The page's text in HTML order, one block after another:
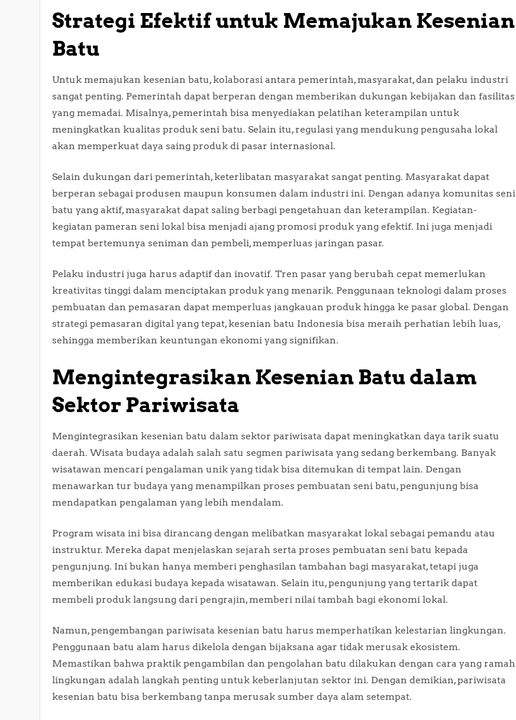
Strategi Efektif untuk Memajukan Kesenian
Batu
Untuk memajukan kesenian batu, kolaborasi antara pemerintah, masyarakat, dan pelaku industri
sangat penting. Pemerintah dapat berperan dengan memberikan dukungan kebijakan dan fasilitas
yang memadai. Misalnya, pemerintah bisa menyediakan pelatihan keterampilan untuk
meningkatkan kualitas produk seni batu. Selain itu, regulasi yang mendukung pengusaha lokal
akan memperkuat daya saing produk di pasar internasional.
Selain dukungan dari pemerintah, keterlibatan masyarakat sangat penting. Masyarakat dapat
berperan sebagai produsen maupun konsumen dalam industri ini. Dengan adanya komunitas seni
batu yang aktif, masyarakat dapat saling berbagi pengetahuan dan keterampilan. Kegiatan-
kegiatan pameran seni lokal bisa menjadi ajang promosi produk yang efektif. Ini juga menjadi
tempat bertemunya seniman dan pembeli, memperluas jaringan pasar.
Pelaku industri juga harus adaptif dan inovatif. Tren pasar yang berubah cepat memerlukan
kreativitas tinggi dalam menciptakan produk yang menarik. Penggunaan teknologi dalam proses
pembuatan dan pemasaran dapat memperluas jangkauan produk hingga ke pasar global. Dengan
strategi pemasaran digital yang tepat, kesenian batu Indonesia bisa meraih perhatian lebih luas,
sehingga memberikan keuntungan ekonomi yang signifikan.
Mengintegrasikan Kesenian Batu dalam
Sektor Pariwisata
Mengintegrasikan kesenian batu dalam sektor pariwisata dapat meningkatkan daya tarik suatu
daerah. Wisata budaya adalah salah satu segmen pariwisata yang sedang berkembang. Banyak
wisatawan mencari pengalaman unik yang tidak bisa ditemukan di tempat lain. Dengan
menawarkan tur budaya yang menampilkan proses pembuatan seni batu, pengunjung bisa
mendapatkan pengalaman yang lebih mendalam.
Program wisata ini bisa dirancang dengan melibatkan masyarakat lokal sebagai pemandu atau
instruktur. Mereka dapat menjelaskan sejarah serta proses pembuatan seni batu kepada
pengunjung. Ini bukan hanya memberi penghasilan tambahan bagi masyarakat, tetapi juga
memberikan edukasi budaya kepada wisatawan. Selain itu, pengunjung yang tertarik dapat
membeli produk langsung dari pengrajin, memberi nilai tambah bagi ekonomi lokal.
Namun, pengembangan pariwisata kesenian batu harus memperhatikan kelestarian lingkungan.
Penggunaan batu alam harus dikelola dengan bijaksana agar tidak merusak ekosistem.
Memastikan bahwa praktik pengambilan dan pengolahan batu dilakukan dengan cara yang ramah
lingkungan adalah langkah penting untuk keberlanjutan sektor ini. Dengan demikian, pariwisata
kesenian batu bisa berkembang tanpa merusak sumber daya alam setempat.